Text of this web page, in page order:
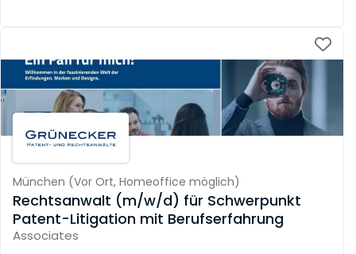
München (Vor Ort, Homeoffice möglich)
Rechtsanwalt (m/w/d) für Schwerpunkt
Patent-Litigation mit Berufserfahrung
Associates